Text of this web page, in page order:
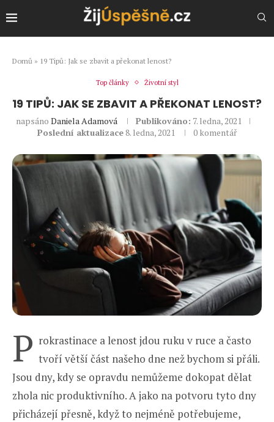
Domů » 19 Tipů: Jak se zbavit a překonat lenost?
Top články Životní styl
19 TIPŮ: JAK SE ZBAVIT A PŘEKONAT LENOST?
napsáno Daniela Adamová Publikováno: 7. ledna, 2021
Poslední aktualizace8. ledna, 2021 0 komentář
P rokrastinace a lenost jdou ruku v ruce a často
tvoří větší část našeho dne než bychom si přáli.
Jsou dny, kdy se opravdu nemůžeme dokopat dělat
zhola nic produktivního. A jako na potvoru tyto dny
přicházejí přesně, když to nejméně potřebujeme,